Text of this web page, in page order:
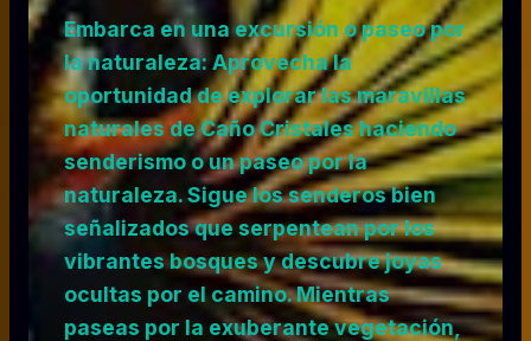
Embarca en una excursión o paseo por
la naturaleza: Aprovecha la
oportunidad de explorar las maravillas
naturales de Caño Cristales haciendo
senderismo o un paseo por la
naturaleza. Sigue los senderos bien
señalizados que serpentean por los
vibrantes bosques y descubre joyas
ocultas por el camino. Mientras
paseas por la exuberante vegetación,